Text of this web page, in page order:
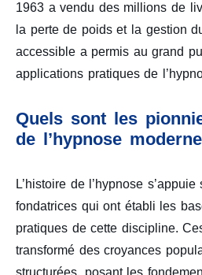
1963 a vendu des millions de
la perte de poids et la gestion
accessible a permis au grand
applications pratiques de
Quels sont les
de l’hypnose
L’histoire de l’hypnose
fondatrices qui ont établi les
pratiques de cette discipline.
transformé des croyances